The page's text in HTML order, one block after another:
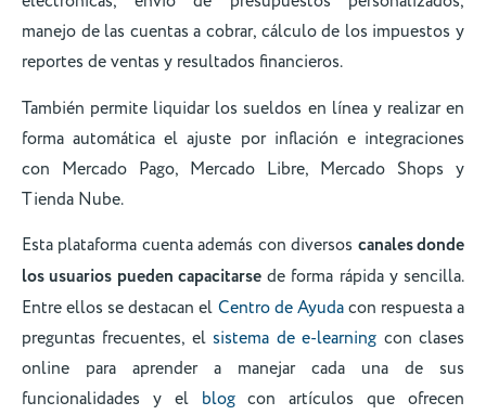
manejo de las cuentas a cobrar, cálculo de los impuestos y
reportes de ventas y resultados financieros.
También permite liquidar los sueldos en línea y realizar en
forma automática el ajuste por inflación e integraciones
con Mercado Pago, Mercado Libre, Mercado Shops y
Tienda Nube.
Esta plataforma cuenta además con diversos canales donde
los usuarios pueden capacitarsede forma rápida y sencilla.
Entre ellos se destacan el Centro de Ayudacon respuesta a
preguntas frecuentes, el sistema de e-learning con clases
online para aprender a manejar cada una de sus
funcionalidades y el blogcon artículos que ofrecen